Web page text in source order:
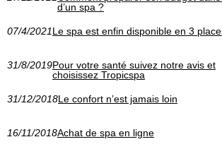
d’un spa ?
07/4/2021Le spa est enfin disponible en 3
31/8/2019Pour votre santé suivez notre avis et
choisissez Tropicspa
31/12/2018Le confort n’est jamais loin
16/11/2018Achat de spa en ligne